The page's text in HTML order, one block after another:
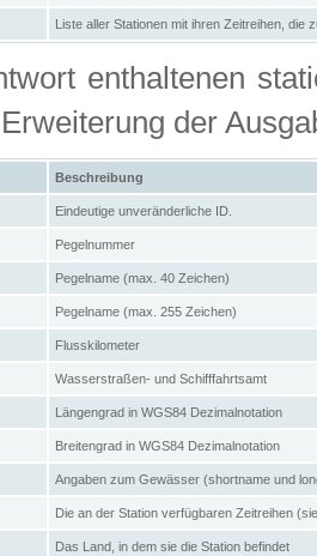
Liste aller Stationen mit ihren Zeitreihen, die
enthaltenen
der
Beschreibung
Eindeutige unveränderliche ID.
Pegelnummer
Pegelname (max. 40 Zeichen)
Pegelname (max. 255 Zeichen)
Flusskilometer
Wasserstraßen- und Schifffahrtsamt
Längengrad in WGS84 Dezimalnotation
Breitengrad in WGS84 Dezimalnotation
Angaben zum Gewässer (shortname und
Die an der Station verfügbaren Zeitreihen
Das Land, in dem sie die Station befindet